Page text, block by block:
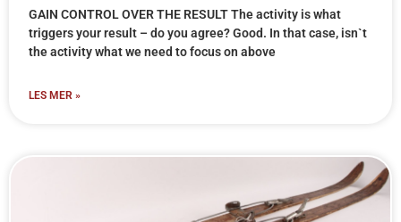
GAIN CONTROL OVER THE RESULT The activity is what
triggers your result – do you agree? Good. In that case, isn`t
the activity what we need to focus on above
LES MER »